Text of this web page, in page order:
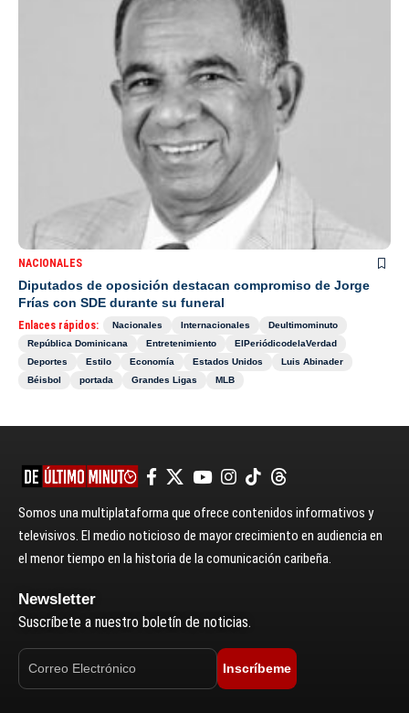
NACIONALES
Diputados de oposición destacan compromiso de Jorge
Frías con SDE durante su funeral
Enlaces rápidos: Nacionales Internacionales
Deultimominuto
República Dominicana
Entretenimiento
ElPeriódicodelaVerdad
Deportes
Estilo Economía Estados Unidos
Luis Abinader
Béisbol
portada Grandes Ligas MLB
Somos una multiplataforma que ofrece contenidos informativos y
televisivos. El medio noticioso de mayor crecimiento en audiencia en
el menor tiempo en la historia de la comunicación caribeña.
Newsletter
Suscríbete a nuestro boletín de noticias.
Inscríbeme